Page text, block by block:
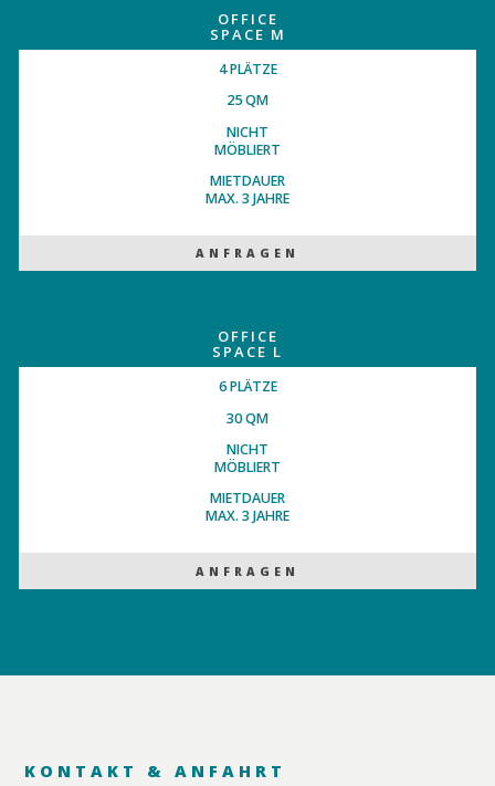
OFFICE
SPACE M
4 PLÄTZE
25 QM
NICHT
MÖBLIERT
MIETDAUER
MAX. 3 JAHRE
ANFRAGEN
OFFICE
SPACE L
6 PLÄTZE
30 QM
NICHT
MÖBLIERT
MIETDAUER
MAX. 3 JAHRE
ANFRAGEN
KONTAKT & ANFAHRT